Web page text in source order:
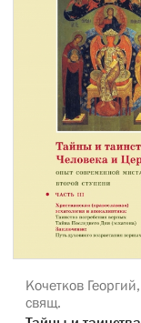
Кочетков Георгий,
свящ.